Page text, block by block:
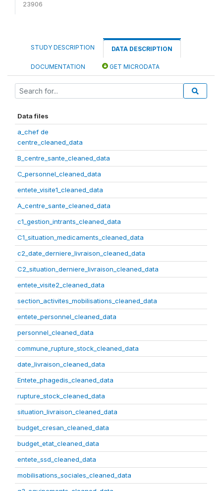
23906
STUDY DESCRIPTION DATA DESCRIPTION
DOCUMENTATION GET MICRODATA
Data files
a_chef de
centre_cleaned_data
B_centre_sante_cleaned_data
C_personnel_cleaned_data
entete_visite1_cleaned_data
A_centre_sante_cleaned_data
c1_gestion_intrants_cleaned_data
C1_situation_medicaments_cleaned_data
c2_date_derniere_livraison_cleaned_data
C2_situation_derniere_livraison_cleaned_data
entete_visite2_cleaned_data
section_activites_mobilisations_cleaned_data
entete_personnel_cleaned_data
personnel_cleaned_data
commune_rupture_stock_cleaned_data
date_livraison_cleaned_data
Entete_phagedis_cleaned_data
rupture_stock_cleaned_data
situation_livraison_cleaned_data
budget_cresan_cleaned_data
budget_etat_cleaned_data
entete_ssd_cleaned_data
mobilisations_sociales_cleaned_data